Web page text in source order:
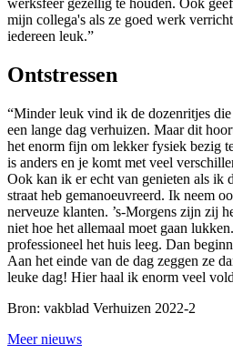
mijn collega's als ze goed werk
iedereen leuk.”
Ontstressen
“Minder leuk vind ik de dozenritjes
een lange dag verhuizen. Maar dit
het enorm fijn om lekker fysiek bezig
is anders en je komt met veel
Ook kan ik er echt van genieten als ik
straat heb gemanoeuvreerd. Ik neem
nerveuze klanten. ’s-Morgens zijn zij
niet hoe het allemaal moet gaan
professioneel het huis leeg. Dan
Aan het einde van de dag zeggen ze
leuke dag! Hier haal ik enorm veel
Bron: vakblad Verhuizen 2022-2
Meer nieuws